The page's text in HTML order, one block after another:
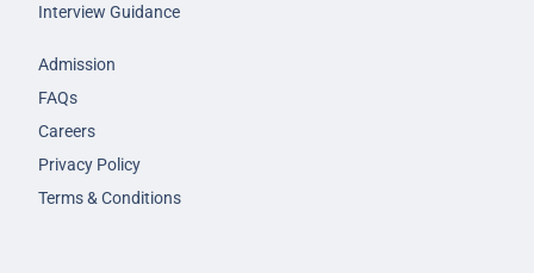
Interview Guidance
Admission
FAQs
Careers
Privacy Policy
Terms & Conditions